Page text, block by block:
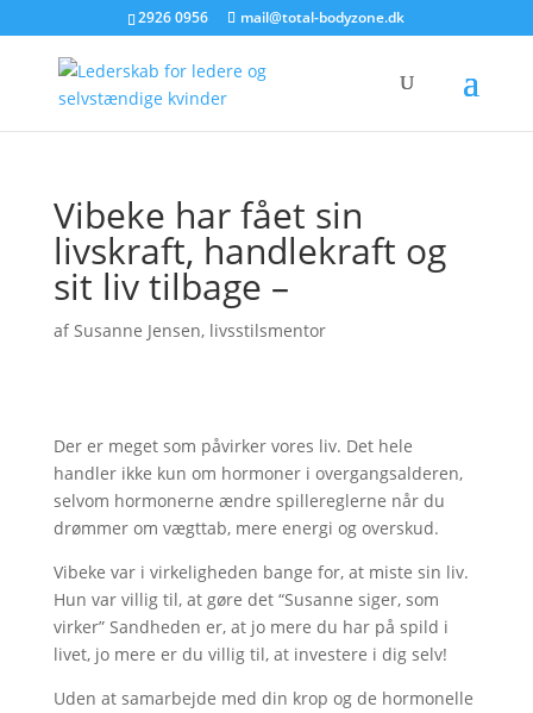
2926 0956 mail@total-bodyzone.dk
Vibeke har fået sin
livskraft, handlekraft og
sit liv tilbage –
afSusanne Jensen, livsstilsmentor
Der er meget som påvirker vores liv. Det hele
handler ikke kun om hormoner i overgangsalderen,
selvom hormonerne ændre spillereglerne når du
drømmer om vægttab, mere energi og overskud.
Vibeke var i virkeligheden bange for, at miste sin liv.
Hun var villig til, at gøre det “Susanne siger, som
virker” Sandheden er, at jo mere du har på spild i
livet, jo mere er du villig til, at investere i dig selv!
Uden at samarbejde med din krop og de hormonelle